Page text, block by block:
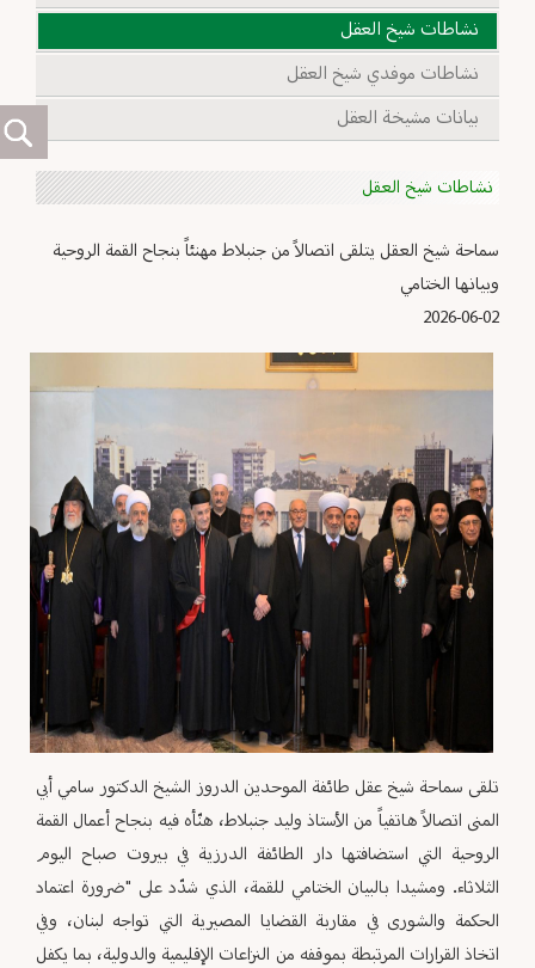
نشاطات شيخ العقل
نشاطات موفدي شيخ العقل
بيانات مشيخة العقل
نشاطات شيخ العقل
سماحة شيخ العقل يتلقى اتصالاً من جنبلاط مهنئاً بنجاح القمة الروحية
وبيانها الختامي
2026-06-02
تلقى سماحة شيخ عقل طائفة الموحدين الدروز الشيخ الدكتور سامي أبي
المنى اتصالاً هاتفياً من الأستاذ وليد جنبلاط، هنّأه فيه بنجاح أعمال القمة
الروحية التي استضافتها دار الطائفة الدرزية في بيروت صباح اليوم
الثلاثاء. ومشيدا بالبيان الختامي للقمة، الذي شدّد على "ضرورة اعتماد
الحكمة والشورى في مقاربة القضايا المصيرية التي تواجه لبنان، وفي
اتخاذ القرارات المرتبطة بموقفه من النزاعات الإقليمية والدولية، بما يكفل